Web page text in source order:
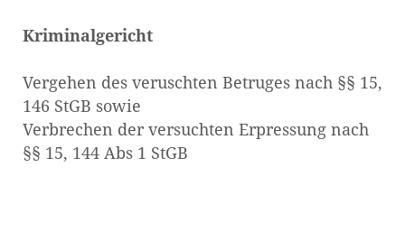
Kriminalgericht
Vergehen des veruschten Betruges nach §§ 15,
146 StGB sowie
Verbrechen der versuchten Erpressung nach
§§ 15, 144 Abs 1 StGB